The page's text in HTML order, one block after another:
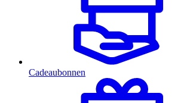
Cadeaubonnen